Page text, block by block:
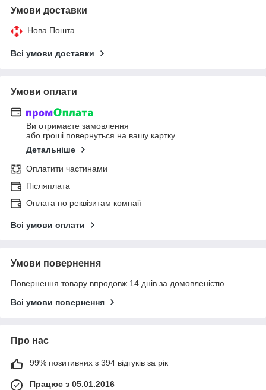
Умови доставки
Нова Пошта
Всі умови доставки
Умови оплати
Ви отримаєте замовлення
або гроші повернуться на вашу картку
Детальніше
Оплатити частинами
Післяплата
Оплата по реквізитам компаії
Всі умови оплати
Умови повернення
Повернення товару впродовж 14 днів за домовленістю
Всі умови повернення
Про нас
99% позитивних з 394 відгуків за рік
Працює з 05.01.2016